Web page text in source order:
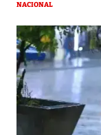
NACIONAL